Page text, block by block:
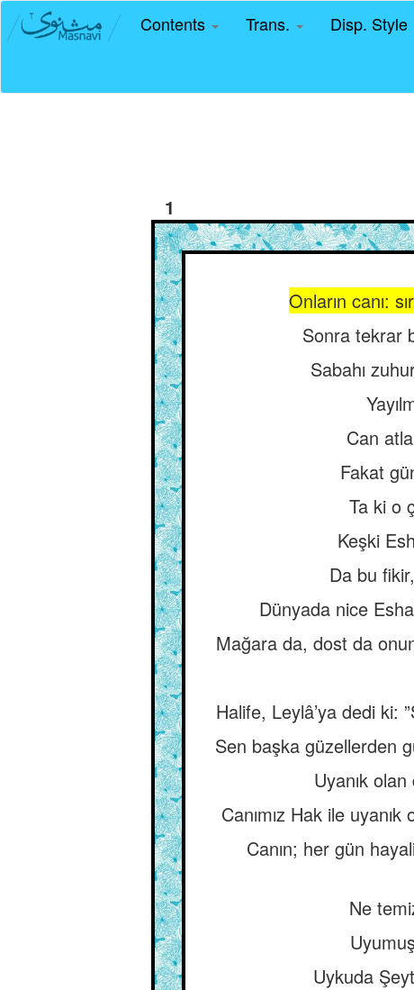
Contents Trans. Disp. Style
1
Onların canı:
Sonra tekrar
Sabahı
Can
Fakat
Ta ki o
Keşki
Da bu
Dünyada nice
Mağara da, dost da
Halife, Leylâ’ya dedi ki:
Sen başka güzellerden
Uyanık
Canımız Hak ile
Canın; her gün
Ne
Uykuda